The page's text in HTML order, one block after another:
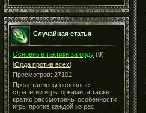
Случайная статья
Основные тактики за орду (0)
[Орда против всех]
Просмотров: 27102
Представлены основные
стратегии игры орками, а также
кратко рассмотрены особенности
игры против каждой из рас